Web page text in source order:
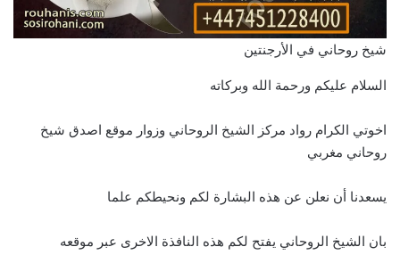
شيخ روحاني في الأرجنتين
السلام عليكم ورحمة الله وبركاته
اخوتي الكرام رواد مركز الشيخ الروحاني وزوار موقع اصدق شيخ
روحاني مغربي
يسعدنا أن نعلن عن هذه البشارة لكم ونحيطكم علما
بان الشيخ الروحاني يفتح لكم هذه النافذة الاخرى عبر موقعه